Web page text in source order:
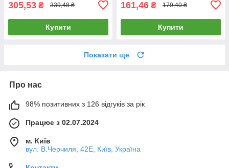
305,53 ₴ 339,48 ₴
Купити
161,46 ₴ 179,40 ₴
Купити
Показати ще
Про нас
98% позитивних з 126 відгуків за рік
Працює з 02.07.2024
м. Київ
вул. В.Черчиля, 42Е, Київ, Україна